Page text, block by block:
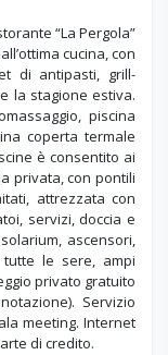
“La Pergola”
cucina, con
di antipasti, grill-
la stagione estiva.
piscina
coperta termale
è consentito ai
privata, con pontili
attrezzata con
servizi, doccia e
ascensori,
le sere, ampi
privato gratuito
Servizio
meeting. Internet
di credito.